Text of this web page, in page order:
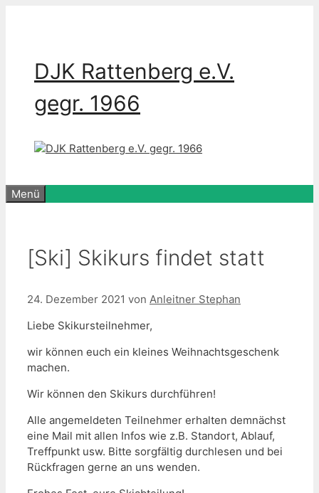
DJK Rattenberg e.V.
gegr. 1966
Menü
[Ski] Skikurs findet statt
24. Dezember 2021 von Anleitner Stephan
Liebe Skikursteilnehmer,
wir können euch ein kleines Weihnachtsgeschenk
machen.
Wir können den Skikurs durchführen!
Alle angemeldeten Teilnehmer erhalten demnächst
eine Mail mit allen Infos wie z.B. Standort, Ablauf,
Treffpunkt usw. Bitte sorgfältig durchlesen und bei
Rückfragen gerne an uns wenden.